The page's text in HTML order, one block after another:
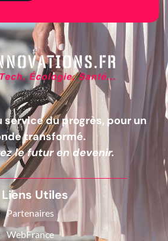
service du progrès, pour un
transformé.
le futur en devenir.
Liens Utiles
Partenaires
WebFrance